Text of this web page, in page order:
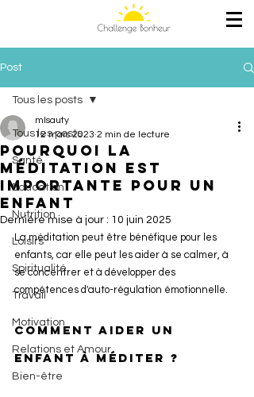
Post
Tous les posts
Santé
Education
Nutrition
Loisirs
Spiritualité
Travail
Motivation
Relations et Amour
Bien-être
Tous les posts
Pourquoi la
Méditation est
importante pour un
enfant
mlsauty
12 mars 2023 2 min de lecture
Dernière mise à jour : 10 juin 2025
La méditation peut être bénéfique pour les
enfants, car elle peut les aider à se calmer, à
se concentrer et à développer des
compétences d'auto-régulation émotionnelle.
Comment aider un
enfant à méditer ?